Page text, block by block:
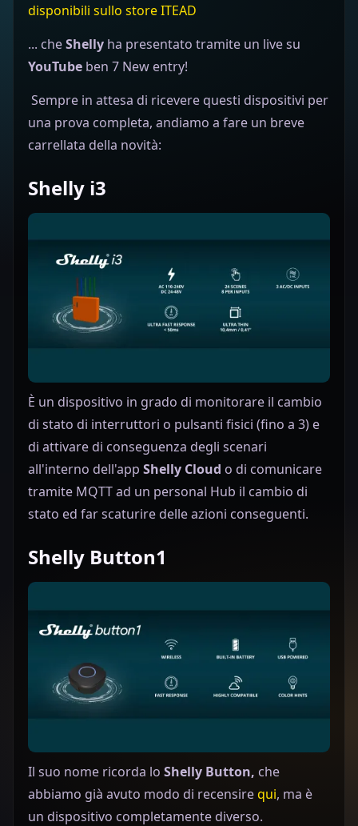
disponibili sullo store ITEAD
... cheShelly ha presentato tramite un live su
YouTube ben 7 New entry!
Sempre in attesa di ricevere questi dispositivi per
una prova completa, andiamo a fare un breve
carrellata della novità:
Shelly i3
È un dispositivo in grado di monitorare il cambio
di stato di interruttori o pulsanti fisici (fino a 3) e
di attivare di conseguenza degli scenari
all'interno dell'app Shelly Cloud o di comunicare
tramite MQTT ad un personal Hub il cambio di
stato ed far scaturire delle azioni conseguenti.
Shelly Button1
Il suo nome ricorda lo Shelly Button, che
abbiamo già avuto modo di recensirequi, ma è
un dispositivo completamente diverso.